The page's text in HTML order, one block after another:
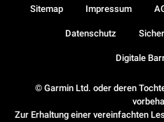
© Garmin Ltd. oder deren
Zur Erhaltung einer vereinfachten
Sitemap Impressum
Datenschutz
Digitale